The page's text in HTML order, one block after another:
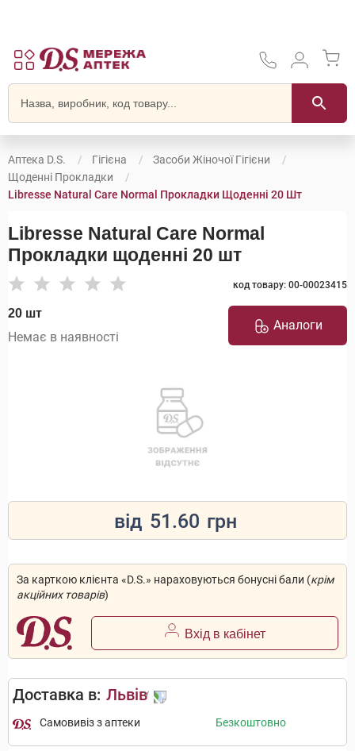
Аптека D.S. Гігієна
Засоби Жіночої Гігієни
Щоденні Прокладки
Libresse Natural Care Normal Прокладки Щоденні 20 Шт
Libresse Natural Care Normal
Прокладки щоденні 20 шт
код товару: 00-00023415
20 шт
Немає в наявності
Аналоги
від 51.60 грн
За карткою клієнта «D.S.» нараховуються бонусні бали (крім
акційних товарів)
Вхід в кабінет
Доставка в: Львів
Самовивіз з аптеки Безкоштовно